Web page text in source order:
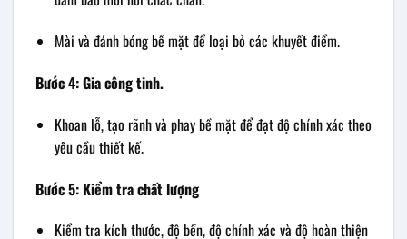
Mài và đánh bóng bề mặt để loại bỏ các khuyết điểm.
Bước 4: Gia công tinh.
Khoan lỗ, tạo rãnh và phay bề mặt để đạt độ chính xác theo
yêu cầu thiết kế.
Bước 5: Kiểm tra chất lượng
Kiểm tra kích thước, độ bền, độ chính xác và độ hoàn thiện